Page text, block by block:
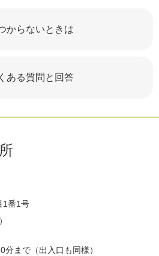
からないときは
ある質問と回答
1番1号
まで（出入口も同様）